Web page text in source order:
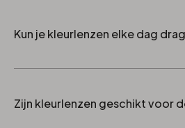
verandert.
Kun je kleurlenzen elke dag
lens kiest.
Zijn kleurlenzen geschikt voor